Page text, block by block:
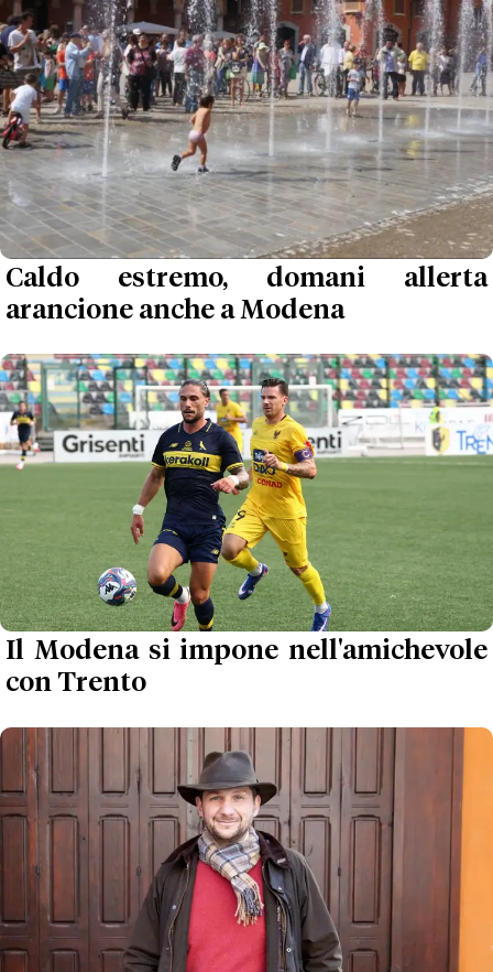
Caldo estremo, domani allerta
arancione anche a Modena
Il Modena si impone nell'amichevole
con Trento